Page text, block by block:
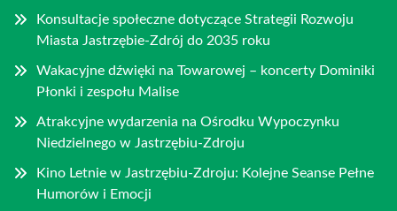
Konsultacje społeczne dotyczące Strategii Rozwoju
Miasta Jastrzębie-Zdrój do 2035 roku
Wakacyjne dźwięki na Towarowej – koncerty Dominiki
Płonki i zespołu Malise
Atrakcyjne wydarzenia na Ośrodku Wypoczynku
Niedzielnego w Jastrzębiu-Zdroju
Kino Letnie w Jastrzębiu-Zdroju: Kolejne Seanse Pełne
Humorów i Emocji